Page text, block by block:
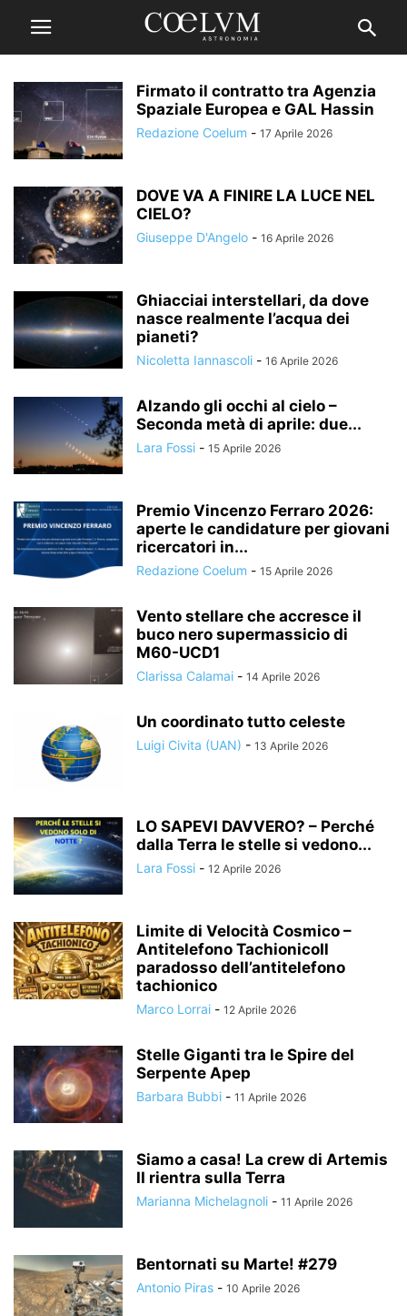
Firmato il contratto tra Agenzia
Spaziale Europea e GAL Hassin
Redazione Coelum - 17 Aprile 2026
DOVE VA A FINIRE LA LUCE NEL
CIELO?
Giuseppe D'Angelo - 16 Aprile 2026
Ghiacciai interstellari, da dove
nasce realmente l’acqua dei
pianeti?
Nicoletta Iannascoli - 16 Aprile 2026
Alzando gli occhi al cielo –
Seconda metà di aprile: due...
Lara Fossi - 15 Aprile 2026
Premio Vincenzo Ferraro 2026:
aperte le candidature per giovani
ricercatori in...
Redazione Coelum - 15 Aprile 2026
Vento stellare che accresce il
buco nero supermassicio di
M60-UCD1
Clarissa Calamai - 14 Aprile 2026
Un coordinato tutto celeste
Luigi Civita (UAN) - 13 Aprile 2026
LO SAPEVI DAVVERO? – Perché
dalla Terra le stelle si vedono...
Lara Fossi - 12 Aprile 2026
Limite di Velocità Cosmico –
Antitelefono TachionicoIl
paradosso dell’antitelefono
tachionico
Marco Lorrai - 12 Aprile 2026
Stelle Giganti tra le Spire del
Serpente Apep
Barbara Bubbi - 11 Aprile 2026
Siamo a casa! La crew di Artemis
II rientra sulla Terra
Marianna Michelagnoli - 11 Aprile 2026
Bentornati su Marte! #279
Antonio Piras - 10 Aprile 2026